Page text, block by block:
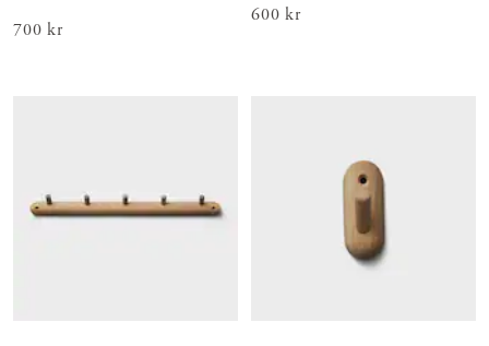
Pris :700 kr
700 kr
Pris :600 kr
600 kr